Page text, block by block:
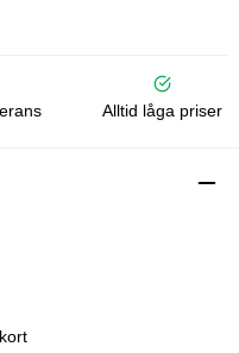
Alltid låga priser